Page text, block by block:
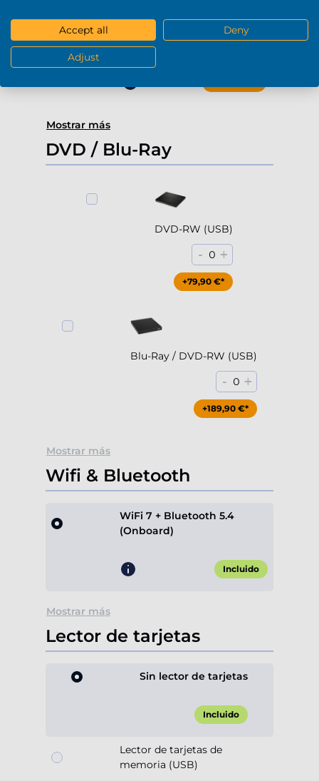
4000Gb HDD 7200rpm (3.5'')
Mostrar más
DVD / Blu-Ray
DVD-RW (USB)
- 0 +
+79,90 €*
Blu-Ray / DVD-RW (USB)
- 0 +
+189,90 €*
Mostrar más
Wifi & Bluetooth
WiFi 7 + Bluetooth 5.4
(Onboard)
Incluido
Mostrar más
Lector de tarjetas
Sin lector de tarjetas
Incluido
Lector de tarjetas de
memoria (USB)
Accept all Deny
Adjust